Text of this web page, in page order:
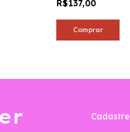
R$137,00
Comprar